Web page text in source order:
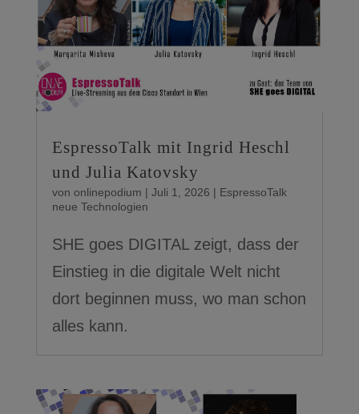
EspressoTalk mit Ingrid Heschl
und Julia Katovsky
von onlinepodium | Juli 1, 2026 | EspressoTalk
neue Technologien
SHE goes DIGITAL zeigt, dass der
Einstieg in die digitale Welt nicht
dort beginnen muss, wo man schon
alles kann.